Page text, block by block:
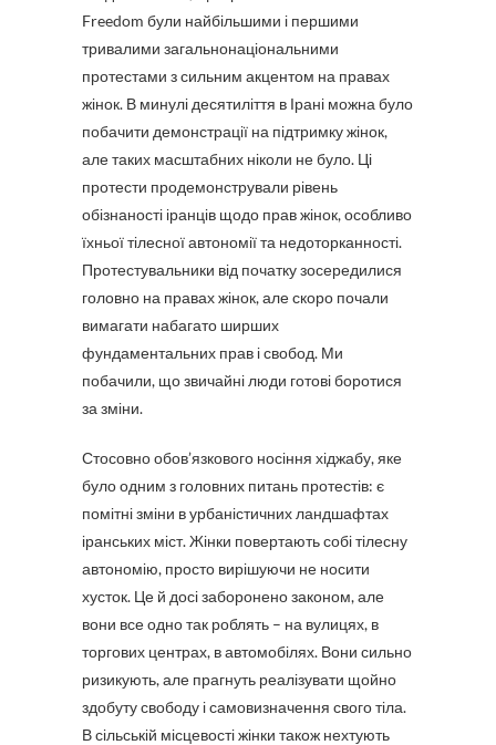
Freedom були найбільшими і першими
тривалими загальнонаціональними
протестами з сильним акцентом на правах
жінок. В минулі десятиліття в Ірані можна було
побачити демонстрації на підтримку жінок,
але таких масштабних ніколи не було. Ці
протести продемонстрували рівень
обізнаності іранців щодо прав жінок, особливо
їхньої тілесної автономії та недоторканності.
Протестувальники від початку зосередилися
головно на правах жінок, але скоро почали
вимагати набагато ширших
фундаментальних прав і свобод. Ми
побачили, що звичайні люди готові боротися
за зміни.
Стосовно обов’язкового носіння хіджабу, яке
було одним з головних питань протестів: є
помітні зміни в урбаністичних ландшафтах
іранських міст. Жінки повертають собі тілесну
автономію, просто вирішуючи не носити
хусток. Це й досі заборонено законом, але
вони все одно так роблять – на вулицях, в
торгових центрах, в автомобілях. Вони сильно
ризикують, але прагнуть реалізувати щойно
здобуту свободу і самовизначення свого тіла.
В сільській місцевості жінки також нехтують